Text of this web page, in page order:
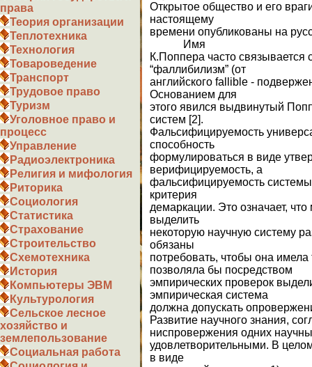
права
Теория организации
Теплотехника
Технология
Товароведение
Транспорт
Трудовое право
Туризм
Уголовное право и
процесс
Управление
Радиоэлектроника
Религия и мифология
Риторика
Социология
Статистика
Страхование
Строительство
Схемотехника
История
Компьютеры ЭВМ
Культурология
Сельское лесное
хозяйство и
землепользование
Социальная работа
Открытое общество и его
настоящему
времени опубликованы на
Имя
К.Поппера часто
“фаллибилизм” (от
английского fallible -
Основанием для
этого явился выдвинутый
систем [2].
Фальсифицируемость
способность
формулироваться в виде
верифицируемость, а
фальсифицируемость системы
критерия
демаркации. Это означает,
выделить
некоторую научную систему
обязаны
потребовать, чтобы она
позволяла бы посредством
эмпирических проверок
эмпирическая система
должна допускать
Развитие научного знания,
ниспровержения одних
удовлетворительными. В
в виде